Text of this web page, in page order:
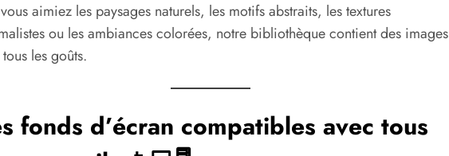
aimiez les paysages naturels, les motifs abstraits, les textures
ou les ambiances colorées, notre bibliothèque contient des images
les goûts.
fonds d’écran compatibles avec tous